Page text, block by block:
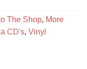
The Shop, More
CD's, Vinyl